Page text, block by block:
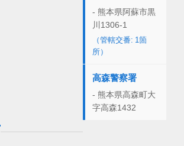
- 熊本県阿蘇市黒
川1306-1
（管轄交番: 1箇
所）
高森警察署
- 熊本県高森町大
字高森1432